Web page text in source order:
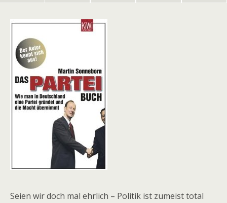
Seien wir doch mal ehrlich – Politik ist zumeist total